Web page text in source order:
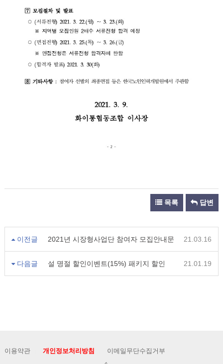
목록 답변
이전글 2021년 시장형사업단 참여자 모집안내문 21.03.16
다음글 설 명절 할인이벤트(15%) 패키지 할인 21.01.19
이용약관 개인정보처리방침 이메일무단수집거부